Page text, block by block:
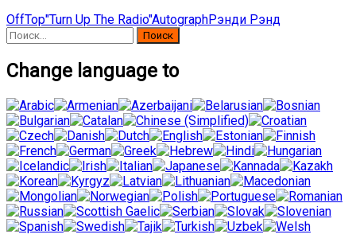
OffTop"Turn Up The Radio"AutographРэнди Рэнд
Найти:
Change language to